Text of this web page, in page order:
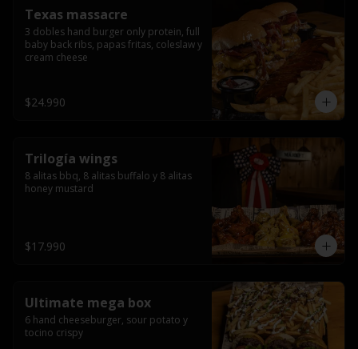
Texas massacre
3 dobles hand burger only protein, full
baby back ribs, papas fritas, coleslaw y
cream cheese
$24.990
Trilogía wings
8 alitas bbq, 8 alitas buffalo y 8 alitas
honey mustard
$17.990
Ultimate mega box
6 hand cheeseburger, sour potato y
tocino crispy